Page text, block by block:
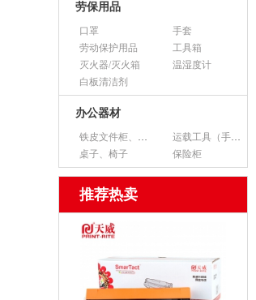
劳保用品
口罩
手套
劳动保护用品
工具箱
灭火器/灭火箱
温湿度计
白板清洁剂
办公器材
铁皮文件柜、货架
运载工具（手推车、平板车、梯子）
桌子、椅子
保险柜
推荐热卖